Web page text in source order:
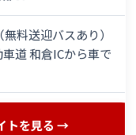
料送迎バスあり）
道 和倉ICから車で
トを見る →